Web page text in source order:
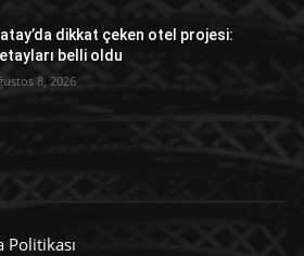
dikkat çeken otel projesi:
belli oldu
8, 2026
Politikası